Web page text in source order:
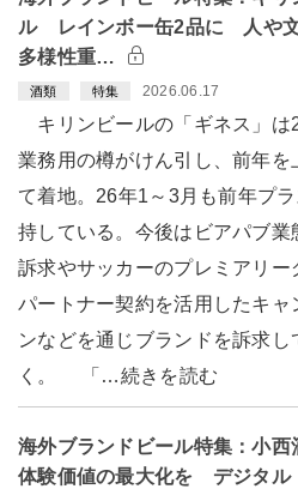
ル レインボー缶2品に 人や
多様性重…
酒類 特集 2026.06.17
キリンビールの「ギネス」は
業務用の樽がけん引し、前年を
て着地。26年1～3月も前年プ
持している。今後はビアパブ業
訴求やサッカーのプレミアリー
パートナー契約を活用したキャ
ンなどを通じブランドを訴求し
く。 「…続きを読む
海外ブランドビール特集：小
体験価値の最大化を デジタル